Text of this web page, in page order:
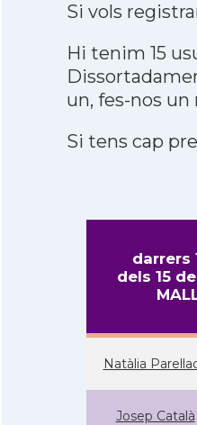
Si vols
Hi tenim 15
un, fes-nos
Si tens cap
darrers
dels 15
Natàlia
Josep Català